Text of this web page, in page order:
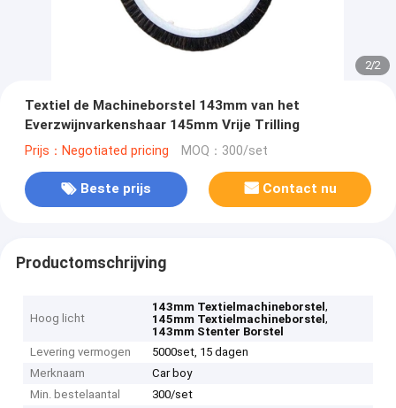
2/2
Textiel de Machineborstel 143mm van het
Everzwijnvarkenshaar 145mm Vrije Trilling
Prijs：Negotiated pricing MOQ：300/set
Beste prijs Contact nu
Productomschrijving
Hoog licht
143mm Textielmachineborstel,
145mm Textielmachineborstel,
143mm Stenter Borstel
Levering vermogen
5000set, 15 dagen
Merknaam
Car boy
Min. bestelaantal
300/set